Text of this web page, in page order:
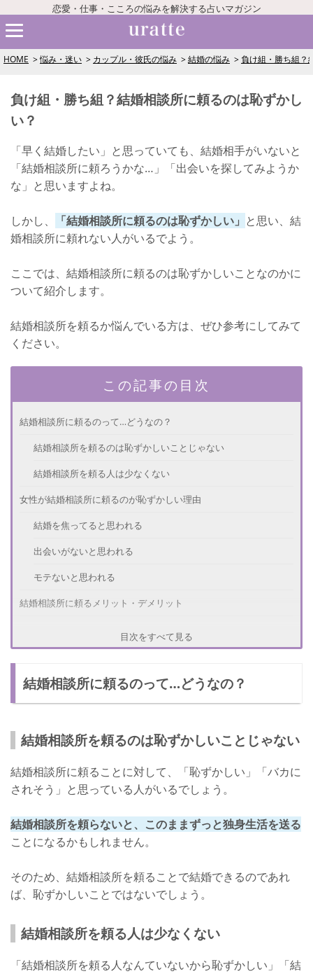
恋愛・仕事・こころの悩みを解決する占いマガジン
HOME 悩み・迷い カップル・彼氏の悩み 結婚の悩み 負け組・勝ち組？
負け組・勝ち組？結婚相談所に頼るのは恥ずかし
い？
「早く結婚したい」と思っていても、結婚相手がいないと
「結婚相談所に頼ろうかな…」「出会いを探してみようか
な」と思いますよね。
しかし、 「結婚相談所に頼るのは恥ずかしい」 と思い、結
婚相談所に頼れない人がいるでよう。
ここでは、結婚相談所に頼るのは恥ずかしいことなのかに
ついて紹介します。
結婚相談所を頼るか悩んでいる方は、ぜひ参考にしてみて
ください。
この記事の目次
結婚相談所に頼るのって…どうなの？
結婚相談所を頼るのは恥ずかしいことじゃない
結婚相談所を頼る人は少なくない
女性が結婚相談所に頼るのが恥ずかしい理由
結婚を焦ってると思われる
出会いがないと思われる
モテないと思われる
結婚相談所に頼るメリット・デメリット
【デメリット①】周りの人にバレる
【デメリット②】お金がかかる
結婚相談所の恥ずかしい気持ちをなくす方法
条件に合った人を見つける
目次をすべて見る
結婚相談所に頼るのって…どうなの？
結婚相談所を頼るのは恥ずかしいことじゃない
結婚相談所に頼ることに対して、「恥ずかしい」「バカに
されそう」と思っている人がいるでしょう。
結婚相談所を頼らないと、このままずっと独身生活を送る
ことになるかもしれません。
そのため、結婚相談所を頼ることで結婚できるのであれ
ば、恥ずかしいことではないでしょう。
結婚相談所を頼る人は少なくない
「結婚相談所を頼る人なんていないから恥ずかしい」「結